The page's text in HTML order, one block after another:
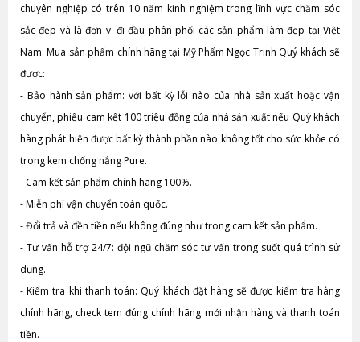
chuyên nghiệp có trên 10 năm kinh nghiệm trong lĩnh vực chăm sóc
sắc đẹp và là đơn vị đi đầu phân phối các sản phẩm làm đẹp tại Việt
Nam. Mua sản phẩm chính hãng tại Mỹ Phẩm Ngọc Trinh Quý khách sẽ
được:
- Bảo hành sản phẩm: với bất kỳ lỗi nào của nhà sản xuất hoặc vận
chuyển, phiếu cam kết 100 triệu đồng của nhà sản xuất nếu Quý khách
hàng phát hiện được bất kỳ thành phần nào không tốt cho sức khỏe có
trong kem chống nắng Pure.
- Cam kết sản phẩm chính hãng 100%.
-Miễn phí vận chuyển toàn quốc.
-Đổi trả và đền tiền nếu không đúng như trong cam kết sản phẩm.
- Tư vấn hỗ trợ 24/7: đội ngũ chăm sóc tư vấn trong suốt quá trình sử
dụng.
- Kiểm tra khi thanh toán: Quý khách đặt hàng sẽ được kiểm tra hàng
chính hãng, check tem đúng chính hãng mới nhận hàng và thanh toán
tiền.